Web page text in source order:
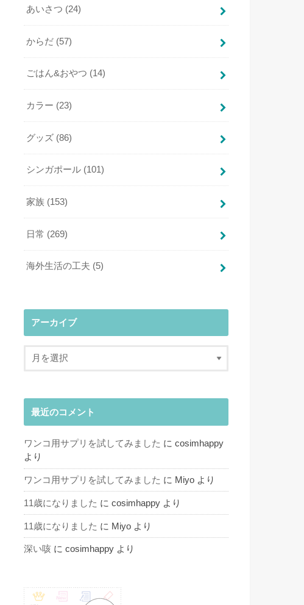
あいさつ (24)
からだ (57)
ごはん&おやつ (14)
カラー (23)
グッズ (86)
シンガポール (101)
家族 (153)
日常 (269)
海外生活の工夫 (5)
アーカイブ
最近のコメント
ワンコ用サプリを試してみました に cosimhappy
より
ワンコ用サプリを試してみました に Miyo より
11歳になりました に cosimhappy より
11歳になりました に Miyo より
深い咳 に cosimhappy より